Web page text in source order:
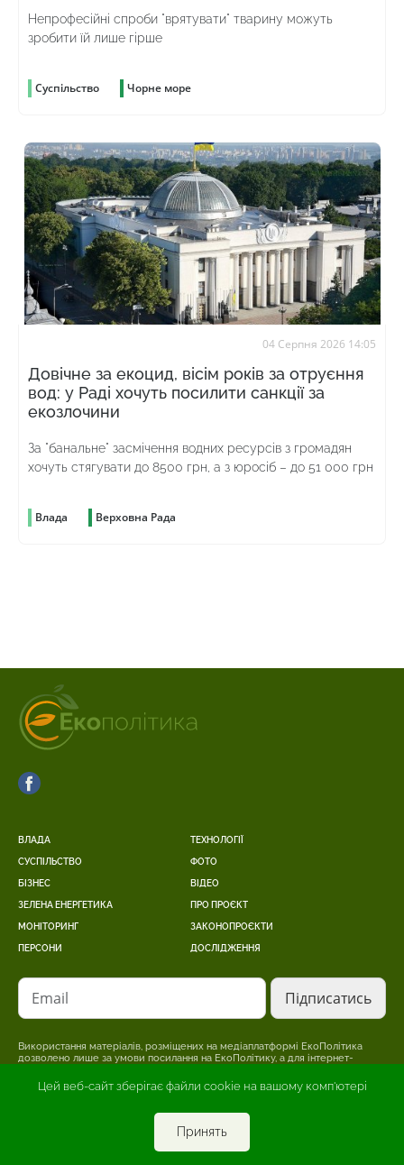
Цей веб-сайт зберігає файли cookie на вашому комп'ютері
Принять
Непрофесійні спроби "врятувати" тварину можуть
зробити їй лише гірше
Суспільство Чорне море
04 Серпня 2026 14:05
Довічне за екоцид, вісім років за отруєння
вод: у Раді хочуть посилити санкції за
екозлочини
За "банальне" засмічення водних ресурсів з громадян
хочуть стягувати до 8500 грн, а з юросіб – до 51 000 грн
Влада Верховна Рада
ВЛАДА
СУСПІЛЬСТВО
БІЗНЕС
ЗЕЛЕНА ЕНЕРГЕТИКА
МОНІТОРИНГ
ПЕРСОНИ
ТЕХНОЛОГІЇ
ФОТО
ВІДЕО
ПРО ПРОЄКТ
ЗАКОНОПРОЄКТИ
ДОСЛІДЖЕННЯ
Email
Використання матеріалів, розміщених на медіаплатформі ЕкоПолітика
дозволено лише за умови посилання на ЕкоПолітику, а для інтернет-
гіперпосилання на сторінку, де розміщено оригінальний матеріал.
матеріалі. Відповідальність за достовірність інформації, опублікованої в
рекламних матеріалах, несе рекламодавець.